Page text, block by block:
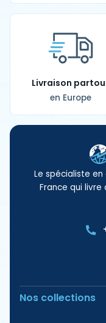
Livraison
en Europe
Le spécialiste
France qui livre
Nos collections